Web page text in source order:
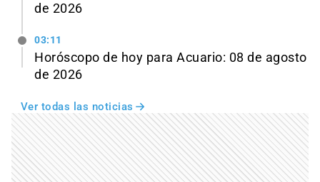
de 2026
03:11
Horóscopo de hoy para Acuario: 08 de agosto
de 2026
Ver todas las noticias